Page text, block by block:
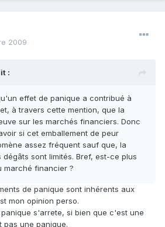
2009
:
effet de panique a contribué à
à travers cette mention, que la
sur les marchés financiers. Donc
si cet emballement de peur
assez fréquent sauf que, la
sont limités. Bref, est-ce plus
marché financier ?
de panique sont inhérents aux
mon opinion perso.
s'arrete, si bien que c'est une
pas une panique.